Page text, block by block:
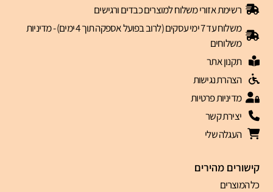
קישורים מהירים
כל המוצרים
רשימת אזורי משלוח למוצרים כבדים ורגישים
משלוח עד 7 ימי עסקים (לרוב בפועל אספקה תוך 4 ימים) - מדיניות
משלוחים
תקנון אתר
הצהרת נגישות
מדיניות פרטיות
יצירת קשר
העגלה שלי